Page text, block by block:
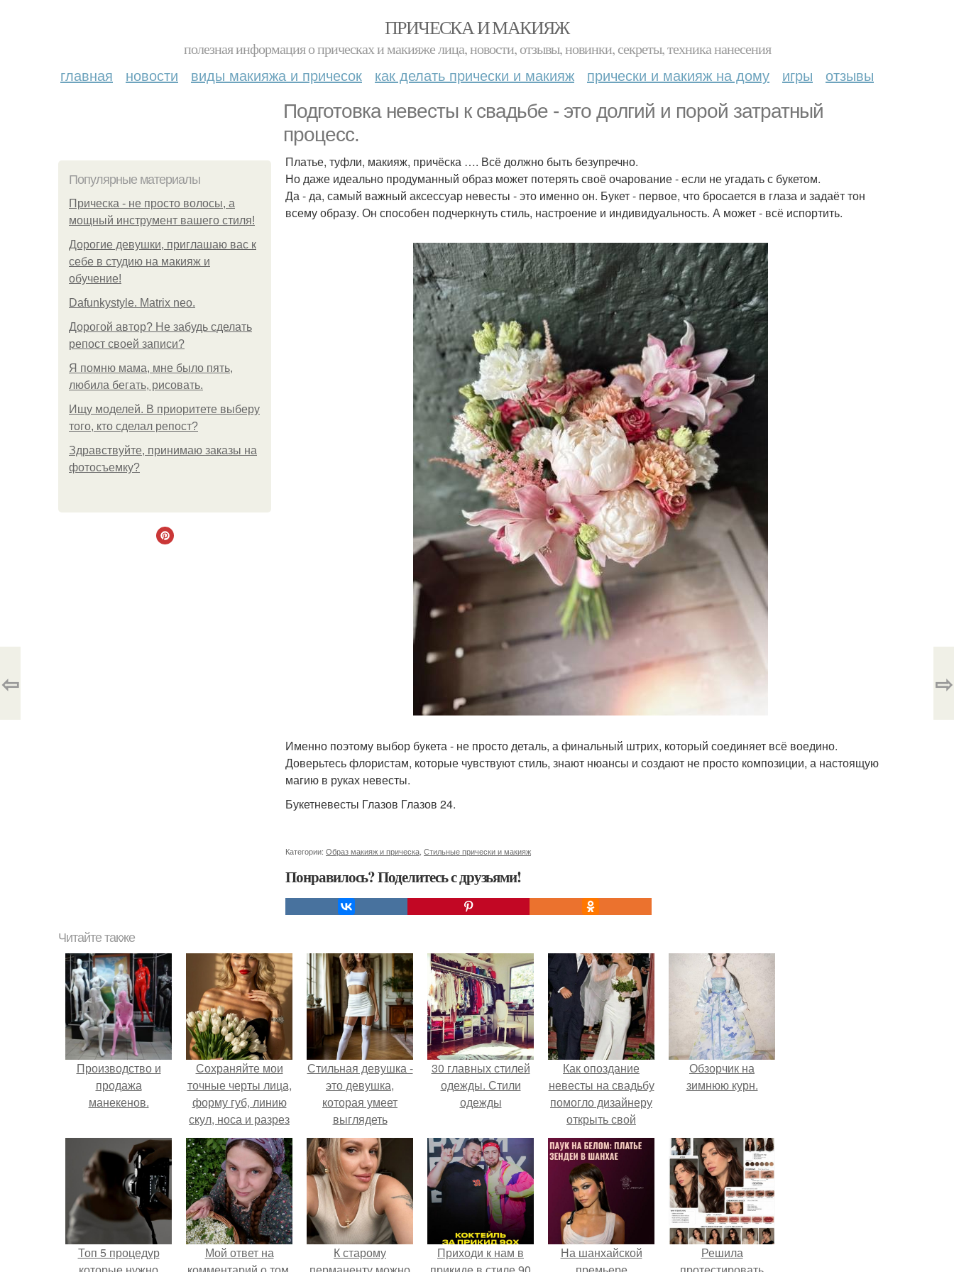
ПРИЧЕСКА И МАКИЯЖ
полезная информация о прическах и макияже лица, новости, отзывы, новинки, секреты, техника нанесения
главная новости виды макияжа и причесок как делать прически и макияж прически и макияж на дому игры отзывы
Подготовка невесты к свадьбе - это долгий и порой затратный
процесс.
Популярные материалы
Прическа - не просто волосы, а
мощный инструмент вашего стиля!
Дорогие девушки, приглашаю вас к
себе в студию на макияж и
обучение!
Dafunkystyle. Matrix neo.
Дорогой автор? Не забудь сделать
репост своей записи?
Я помню мама, мне было пять,
любила бегать, рисовать.
Ищу моделей. В приоритете выберу
того, кто сделал репост?
Здравствуйте, принимаю заказы на
фотосъемку?
Платье, туфли, макияж, причёска …. Всё должно быть безупречно.
Но даже идеально продуманный образ может потерять своё очарование - если не угадать с букетом.
Да - да, самый важный аксессуар невесты - это именно он. Букет - первое, что бросается в глаза и задаёт тон
всему образу. Он способен подчеркнуть стиль, настроение и индивидуальность. А может - всё испортить.
Именно поэтому выбор букета - не просто деталь, а финальный штрих, который соединяет всё воедино.
Доверьтесь флористам, которые чувствуют стиль, знают нюансы и создают не просто композиции, а настоящую
магию в руках невесты.
Букетневесты Глазов Глазов 24.
Категории: Образ макияж и прическа Стильные прически и макияж
Понравилось? Поделитесь с друзьями!
⇦ ⇨
Читайте также
Производство и
продажа
манекенов.
Сохраняйте мои
точные черты лица,
форму губ, линию
скул, носа и разрез
глаз.
Стильная девушка -
это девушка,
которая умеет
выглядеть
привлекательно и
элегантно в любои
ситуации.
30 главных стилей
одежды. Стили
одежды
Как опоздание
невесты на свадьбу
помогло дизайнеру
открыть свой
бренд.
Обзорчик на
зимнюю курн.
Топ 5 процедур
Мой ответ на
К старому
Приходи к нам в
На шанхайской
Решила